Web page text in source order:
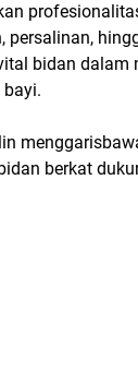
persalinan,
bidan dalam
berkat